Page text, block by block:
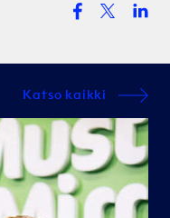
Katso kaikki